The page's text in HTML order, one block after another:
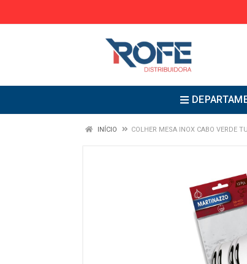
INÍCIO COLHER MESA INOX CABO VERDE